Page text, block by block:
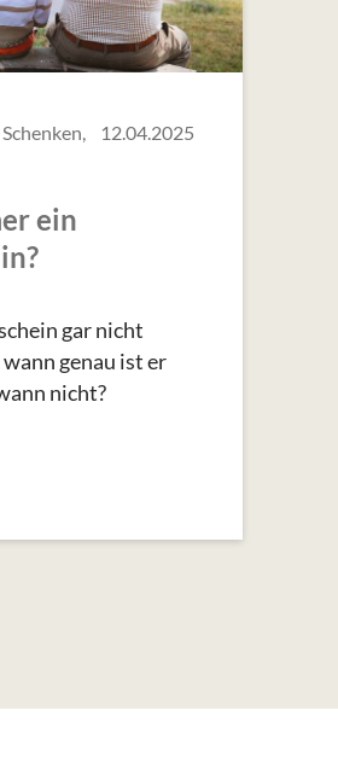
12.04.2025
ein
gar nicht
genau ist er
nicht?